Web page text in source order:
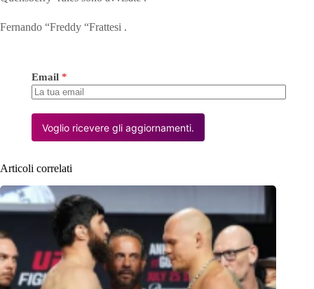
Fernando “Freddy “Frattesi .
Email *
Voglio ricevere gli aggiornamenti.
Articoli correlati